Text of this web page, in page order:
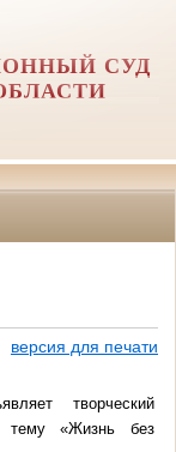
СУД
версия для печати
творческий
тему «Жизнь без